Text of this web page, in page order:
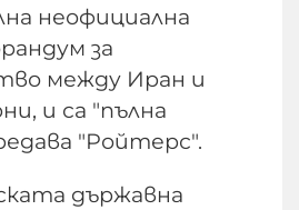
неофициална
за
между Иран и
и са "пълна
"Ройтерс".
държавна